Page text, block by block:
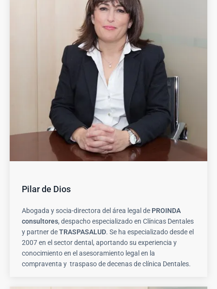
Pilar de Dios
Abogada y socia-directora del área legal de PROINDA
consultores, despacho especializado en Clínicas Dentales
y partner deTRASPASALUD. Se ha especializado desde el
2007 en el sector dental, aportando su experiencia y
conocimiento en el asesoramiento legal en la
compraventa y traspaso de decenas de clínica Dentales.